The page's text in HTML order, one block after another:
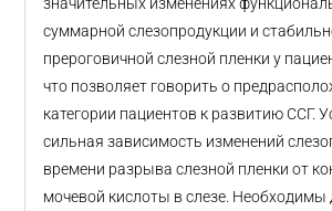
суммарной слезопродукции и
прероговичной слезной пленки у
что позволяет говорить о
категории пациентов к развитию ССГ.
сильная зависимость изменений
времени разрыва слезной пленки от
мочевой кислоты в слезе. Необходимы